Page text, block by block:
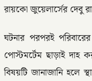
রায়কো জুয়েলার্সের দেবু
ঘটনার পরপরই
পোস্টমর্টেম ছাড়াই দাহ
বিষয়টি জানাজানি হলে